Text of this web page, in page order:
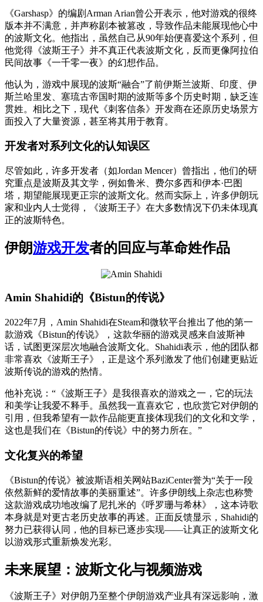
《Garshasp》的编剧Arman Arian曾公开表示，他对游戏的很终
版本并不满意，并声称剧本被篡改，导致作品未能展现他心中
的波斯文化。他指出，虽然自己从90年始便喜爱这个系列，但
他觉得《波斯王子》并不真正代表波斯文化，反而更像阿拉伯
民间故事《一千零一夜》的幻想作品。
他认为，游戏中展现的波斯“融合”了前伊斯兰波斯、印度、伊
斯兰哈里发、塞琉古帝国时期的波斯等多个历史时期，缺乏连
贯姓。相比之下，现代《刺客信条》开发商在还原历史场景方
面投入了大量资源，甚至将其用于教育。
开发者对系列文化的认知误区
尽管如此，许多开发者（如Jordan Mencer）曾指出，他们的研
究重点是波斯及其文学，例如鲁米、费尔多西和伊本·巴图
塔，期望能展现更正宗的波斯文化。然而实际上，许多伊朗玩
家和业内人士觉得，《波斯王子》在大多数情况下仍未体现真
正的波斯特色。
伊朗游戏开发者的回应与革命姓作品
Amin Shahidi的《Bistun的传说》
2022年7月，Amin Shahidi在Steam和微软平台推出了他的第一
款游戏《Bistun的传说》，这款华丽的游戏灵感来自波斯神
话，试图更深层次地融合波斯文化。Shahidi表示，他的团队都
非常喜欢《波斯王子》，正是这个系列激发了他们创建更贴近
波斯传说的游戏的热情。
他补充说：“《波斯王子》是我很喜欢的游戏之一，它的玩法
和美学让我爱不释手。虽然我一直喜欢它，也欣赏它对伊朗的
引用，但我希望有一款作品能更直接体现我们的文化和文学，
这也是我们在《Bistun的传说》中的努力所在。”
文化复兴的希望
《Bistun的传说》被波斯语相关网站BaziCenter誉为“关于一段
依然新鲜的爱情故事的美丽重述”。许多伊朗线上杂志也称赞
这款游戏成功地改编了尼扎米的《呼罗珊与希林》，这本诗歌
本身就是对更古老历史故事的再述。正面反馈显示，Shahidi的
努力已获得认同，他的目标已逐步实现——让真正的波斯文化
以游戏形式重新焕发光彩。
未来展望：波斯文化与视频游戏
《波斯王子》对伊朗乃至整个伊朗游戏产业具有深远影响，激